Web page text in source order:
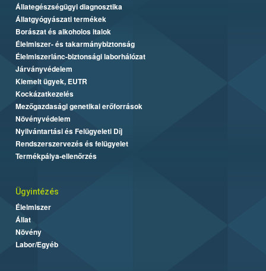
Állategészségügyi diagnosztika
Állatgyógyászati termékek
Borászat és alkoholos italok
Élelmiszer- és takarmánybiztonság
Élelmiszerlánc-biztonsági laborhálózat
Járványvédelem
Kiemelt ügyek, EUTR
Kockázatkezelés
Mezőgazdasági genetikai erőforrások
Növényvédelem
Nyilvántartási és Felügyeleti Díj
Rendszerszervezés és felügyelet
Termékpálya-ellenőrzés
Ügyintézés
Élelmiszer
Állat
Növény
Labor/Egyéb